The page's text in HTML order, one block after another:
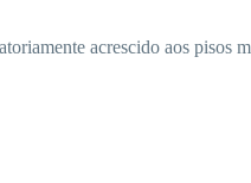
acrescido aos pisos